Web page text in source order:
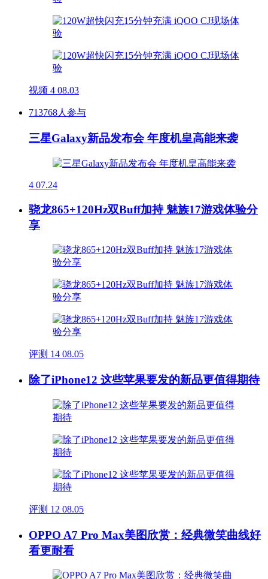
视频 4 08.03
713768人参与
三星Galaxy新品发布会 年度机皇高能来袭
4 07.24
骁龙865+120Hz双Buff加持 魅族17游戏体验分
享
评测 14 08.05
除了iPhone12 这些苹果要发的新品更值得期待
评测 12 08.05
OPPO A7 Pro Max美图欣赏：经典微笑曲线好
看更耐看